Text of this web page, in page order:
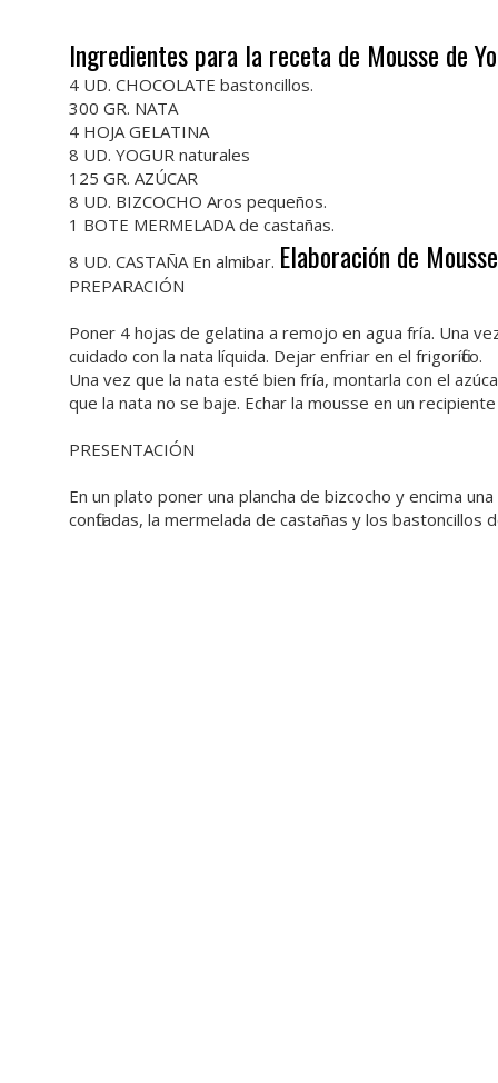
Ingredientes para la receta de Mousse de
4 UD. CHOCOLATE bastoncillos.
300 GR. NATA
4 HOJA GELATINA
8 UD. YOGUR naturales
125 GR. AZÚCAR
8 UD. BIZCOCHO Aros pequeños.
1 BOTE MERMELADA de castañas.
8 UD. CASTAÑA En almibar. Elaboración de
PREPARACIÓN
Poner 4 hojas de gelatina a remojo en agua fría. Una
cuidado con la nata líquida. Dejar enfriar en el frigorífico.
Una vez que la nata esté bien fría, montarla con el
que la nata no se baje. Echar la mousse en un
PRESENTACIÓN
En un plato poner una plancha de bizcocho y encima
confitadas, la mermelada de castañas y los bastoncillos